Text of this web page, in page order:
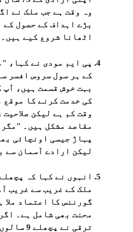
بڑے اہداف کے حصول کے
اٹھانا شروع کیے ہیں۔
پی ایم مودی نے کہا،
کے ہر سول سروس افسر
بہت خوش قسمت ہیں،
کی خدمت کرنے کا موقع
وقت کم ہے لیکن
مقاصد مشکل ہیں۔
پہاڑ جیسی اونچائی
لیکن ارادے آسمان سے
ملک کے غریب سے غریب
گورننس کا اعتماد ملا
محنت بھی شامل ہے۔
ترقی نے